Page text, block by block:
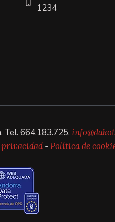
1234
Tel. 664.183.725.
- Política de